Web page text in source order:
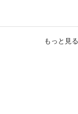
もっと見る